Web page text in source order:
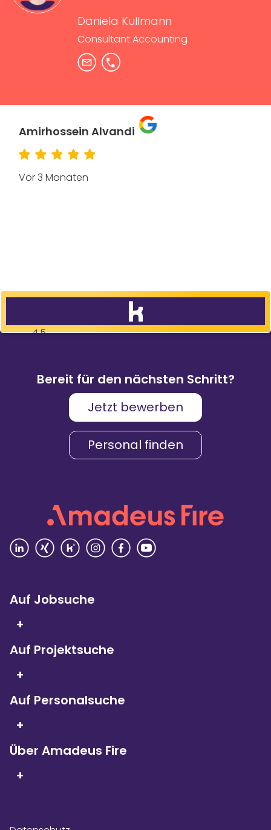
Daniela Kullmann
Consultant Accounting
Amirhossein Alvandi
Vor 3 Monaten
4,5
Bewertungen
Weiterempfehlungen
Karriere & Gehalt
4,2
Unternehmenskultur
4,3
4,4
Rezensionen lesen
Kununu Top Company – dank
über 9.000Bewertungen!
Bereit für den nächsten Schritt?
Jetzt bewerben
Personal finden
Auf Jobsuche
+
Auf Projektsuche
+
Auf Personalsuche
+
Über Amadeus Fire
+